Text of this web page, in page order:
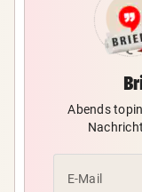
Abends
E-Mail